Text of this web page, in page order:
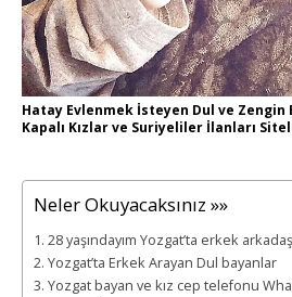
Hatay Evlenmek İsteyen Dul ve Zengin
Kapalı Kızlar ve Suriyeliler İlanları
Neler Okuyacaksınız »»
28 yaşındayım Yozgat’ta erkek
Yozgat’ta Erkek Arayan Dul bayanlar
Yozgat bayan ve kız cep telefonu